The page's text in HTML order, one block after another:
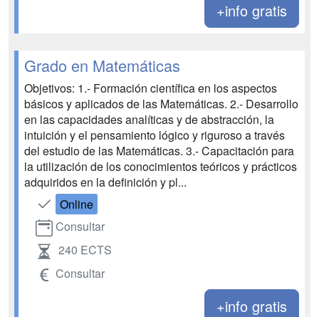
+info gratis
Grado en Matemáticas
Objetivos: 1.- Formación científica en los aspectos
básicos y aplicados de las Matemáticas. 2.- Desarrollo
en las capacidades analíticas y de abstracción, la
intuición y el pensamiento lógico y riguroso a través
del estudio de las Matemáticas. 3.- Capacitación para
la utilización de los conocimientos teóricos y prácticos
adquiridos en la definición y pl...
Online
Consultar
240 ECTS
Consultar
+info gratis